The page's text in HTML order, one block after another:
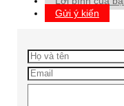
Gửi ý kiến